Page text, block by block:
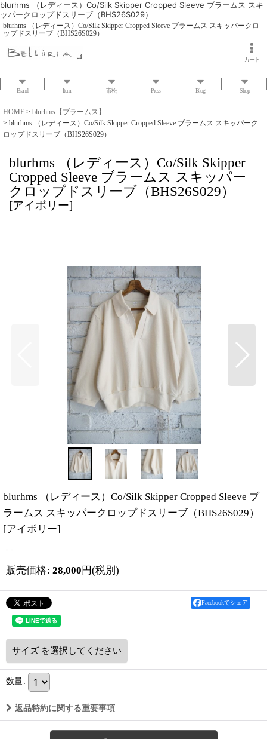
blurhms （レディース）Co/Silk Skipper Cropped Sleeve ブラームス スキ
ッパークロップドスリーブ（BHS26S029）
blurhms （レディース）Co/Silk Skipper Cropped Sleeve ブラームス スキッパークロ
ップドスリーブ（BHS26S029）
カート
Brand Item 市松 Press Blog Shop
HOME > blurhms【ブラームス】
> blurhms （レディース）Co/Silk Skipper Cropped Sleeve ブラームス スキッパーク
ロップドスリーブ（BHS26S029）
blurhms （レディース）Co/Silk Skipper
Cropped Sleeve ブラームス スキッパー
クロップドスリーブ（BHS26S029）
[アイボリー]
blurhms （レディース）Co/Silk Skipper Cropped Sleeve ブ
ラームス スキッパークロップドスリーブ（BHS26S029）
[アイボリー]
販売価格: 28,000 円(税別)
Facebookでシェア
サイズ を選択してください
数量:
返品特約に関する重要事項